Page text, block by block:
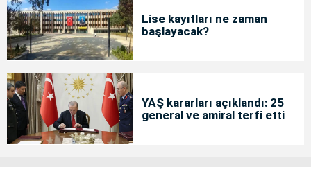
Lise kayıtları ne zaman
başlayacak?
YAŞ kararları açıklandı: 25
general ve amiral terfi etti